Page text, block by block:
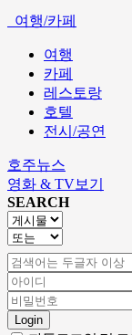
여행/카페
여행
카페
레스토랑
호텔
전시/공연
호주뉴스
영화 & TV보기
SEARCH
Login